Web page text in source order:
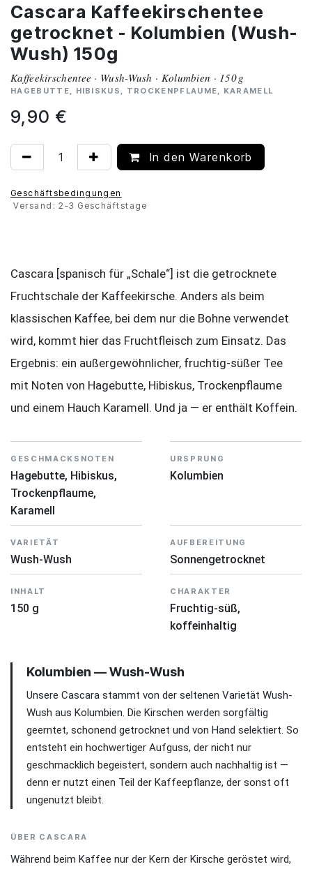
Cascara Kaffeekirschentee
getrocknet - Kolumbien (Wush-
Wush) 150g
Kaffeekirschentee · Wush-Wush · Kolumbien · 150 g
HAGEBUTTE, HIBISKUS, TROCKENPFLAUME, KARAMELL
9,90 €
In den Warenkorb
Geschäftsbedingungen
Versand: 2-3 Geschäftstage
Cascara [spanisch für „Schale“] ist die getrocknete
Fruchtschale der Kaffeekirsche. Anders als beim
klassischen Kaffee, bei dem nur die Bohne verwendet
wird, kommt hier das Fruchtfleisch zum Einsatz. Das
Ergebnis: ein außergewöhnlicher, fruchtig-süßer Tee
mit Noten von Hagebutte, Hibiskus, Trockenpflaume
und einem Hauch Karamell. Und ja — er enthält Koffein.
GESCHMACKSNOTEN
Hagebutte, Hibiskus,
Trockenpflaume,
Karamell
URSPRUNG
Kolumbien
VARIETÄT
Wush-Wush
AUFBEREITUNG
Sonnengetrocknet
INHALT
150 g
CHARAKTER
Fruchtig-süß,
koffeinhaltig
Kolumbien — Wush-Wush
Unsere Cascara stammt von der seltenen Varietät Wush-
Wush aus Kolumbien. Die Kirschen werden sorgfältig
geerntet, schonend getrocknet und von Hand selektiert. So
entsteht ein hochwertiger Aufguss, der nicht nur
geschmacklich begeistert, sondern auch nachhaltig ist —
denn er nutzt einen Teil der Kaffeepflanze, der sonst oft
ungenutzt bleibt.
ÜBER CASCARA
Während beim Kaffee nur der Kern der Kirsche geröstet wird,